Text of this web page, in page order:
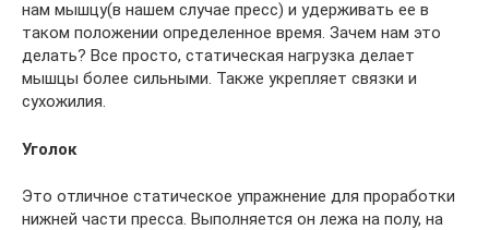
нам мышцу(в нашем случае пресс) и удерживать ее в
таком положении определенное время. Зачем нам это
делать? Все просто, статическая нагрузка делает
мышцы более сильными. Также укрепляет связки и
сухожилия.
Уголок
Это отличное статическое упражнение для проработки
нижней части пресса. Выполняется он лежа на полу, на